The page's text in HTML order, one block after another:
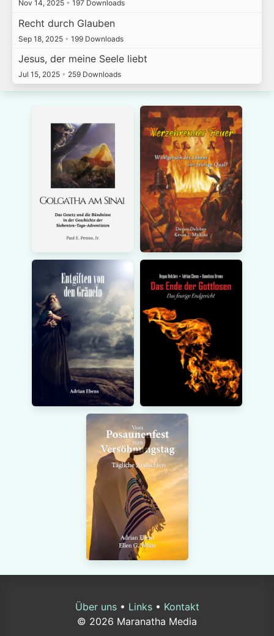
Nov 14, 2025 • 197 Downloads
Recht durch Glauben
Sep 18, 2025 • 199 Downloads
Jesus, der meine Seele liebt
Jul 15, 2025 • 259 Downloads
Über uns• Links• Kontakt
© 2026 Maranatha Media